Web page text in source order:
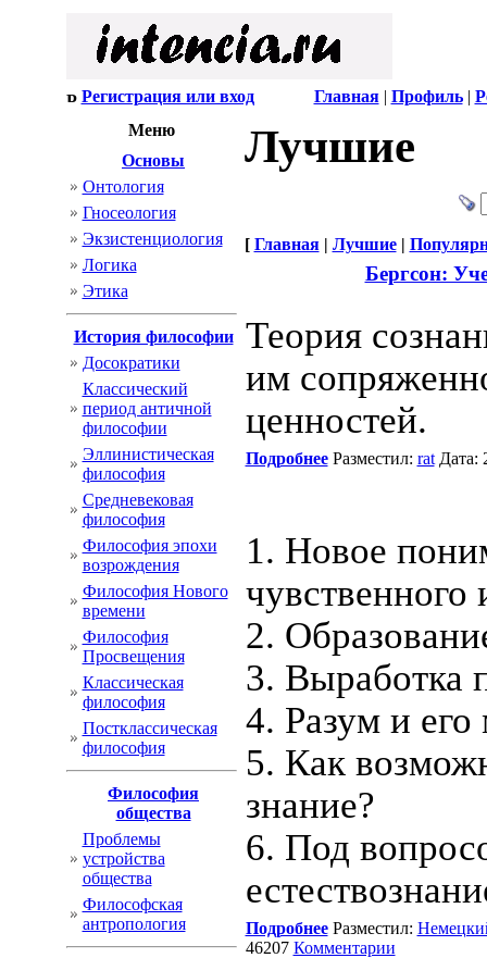
Регистрация или вход Главная| Профиль|
Меню
Основы
Онтология
Гносеология
Экзистенциология
Логика
Этика
История философии
Досократики
Классический
период античной
философии
Эллинистическая
философия
Cредневековая
философия
Философия эпохи
возрождения
Философия Нового
времени
Философия
Просвещения
Классическая
философия
Постклассическая
философия
Философия
общества
Проблемы
устройства
общества
Философская
антропология
Лучшие
[ Главная| Лучшие|
Бергсон:
Теория
им
ценностей.
ПодробнееРазместил: ratДата:
1. Новое
чувственного
2.
3. Выработка
4. Разум и его
5. Как
знание?
6. Под
ПодробнееРазместил:
46207 Комментарии